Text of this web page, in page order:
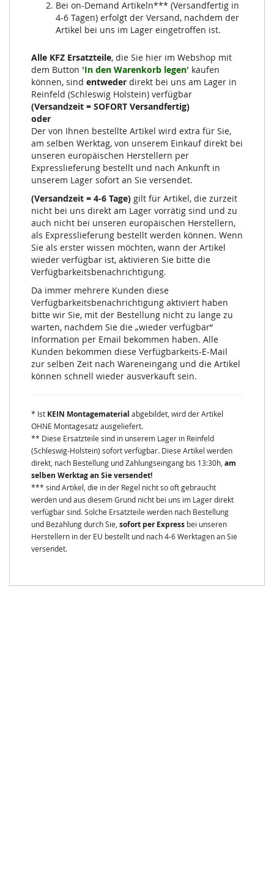
Bei on-Demand Artikeln*** (Versandfertig in
4-6 Tagen) erfolgt der Versand, nachdem der
Artikel bei uns im Lager eingetroffen ist.
Alle KFZ Ersatzteile, die Sie hier im Webshop mit
dem Button 'In den Warenkorb legen' kaufen
können, sind entweder direkt bei uns am Lager in
Reinfeld (Schleswig Holstein) verfügbar
(Versandzeit = SOFORT Versandfertig)
oder
Der von Ihnen bestellte Artikel wird extra für Sie,
am selben Werktag, von unserem Einkauf direkt bei
unseren europäischen Herstellern per
Expresslieferung bestellt und nach Ankunft in
unserem Lager sofort an Sie versendet.
(Versandzeit = 4-6 Tage) gilt für Artikel, die zurzeit
nicht bei uns direkt am Lager vorrätig sind und zu
auch nicht bei unseren europäischen Herstellern,
als Expresslieferung bestellt werden können. Wenn
Sie als erster wissen möchten, wann der Artikel
wieder verfügbar ist, aktivieren Sie bitte die
Verfügbarkeitsbenachrichtigung.
Da immer mehrere Kunden diese
Verfügbarkeitsbenachrichtigung aktiviert haben
bitte wir Sie, mit der Bestellung nicht zu lange zu
warten, nachdem Sie die „wieder verfügbar“
Information per Email bekommen haben. Alle
Kunden bekommen diese Verfügbarkeits-E-Mail
zur selben Zeit nach Wareneingang und die Artikel
können schnell wieder ausverkauft sein.
* Ist KEIN Montagematerial abgebildet, wird der Artikel
OHNE Montagesatz ausgeliefert.
** Diese Ersatzteile sind in unserem Lager in Reinfeld
(Schleswig-Holstein) sofort verfügbar. Diese Artikel werden
direkt, nach Bestellung und Zahlungseingang bis 13:30h, am
selben Werktag an Sie versendet!
*** sind Artikel, die in der Regel nicht so oft gebraucht
werden und aus diesem Grund nicht bei uns im Lager direkt
verfügbar sind. Solche Ersatzteile werden nach Bestellung
und Bezahlung durch Sie, sofort per Express bei unseren
Herstellern in der EU bestellt und nach 4-6 Werktagen an Sie
versendet.